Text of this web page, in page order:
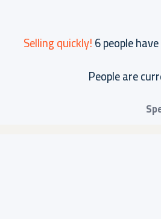
Selling quickly!6people
People are